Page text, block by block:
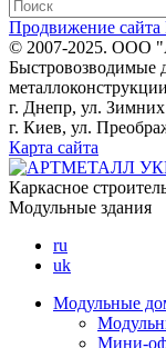
Продвижение сайта
© 2007-2025.
Быстровозводимые
г. Днепр, ул.
г. Киев, ул.
Карта сайта
Каркасное
Модульные здания
ru
uk
Модульные
Мини-